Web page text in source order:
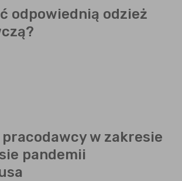
odpowiednią odzież
w zakresie
pandemii